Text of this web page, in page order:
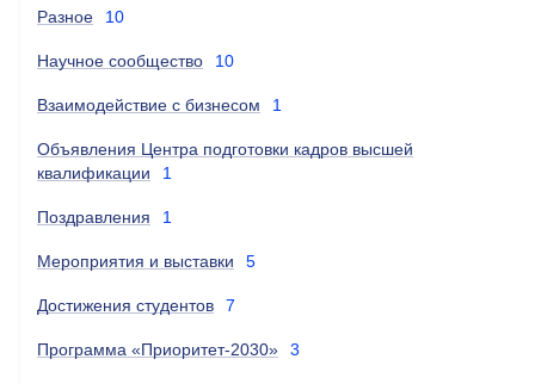
Разное 10
Научное сообщество 10
Взаимодействие с бизнесом 1
Объявления Центра подготовки кадров высшей
квалификации
1
Поздравления 1
Мероприятия и выставки 5
Достижения студентов 7
Программа «Приоритет-2030» 3